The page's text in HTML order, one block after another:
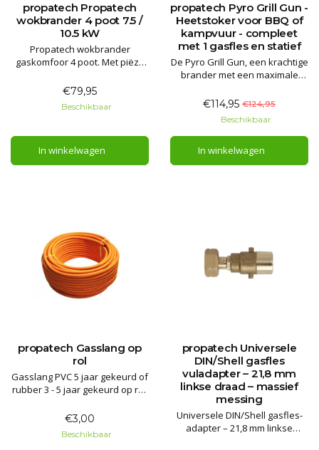
propatech Propatech
wokbrander 4 poot 7.5 /
10.5 kW
Propatech wokbrander
gaskomfoor 4 poot. Met piëzo
thermische beveiliging veilig
binnen te gebruiken.
€79,95
Beschikbaar
In winkelwagen
propatech Pyro Grill Gun -
Heetstoker voor BBQ of
kampvuur - compleet
met 1 gasfles en statief
De Pyro Grill Gun, een krachtige
brander met een maximale
brander die je wilt hebben om
de show te stelen! Steek een
kampvuur of BBQ aan in luttele
minuten. Geschikt voor oa.
sous-vide koken, grillen,
karamelliseren etc!
€114,95 €124,95
Beschikbaar
In winkelwagen
propatech Gasslang op
rol
Gasslang PVC 5 jaar gekeurd of
rubber 3 - 5 jaar gekeurd op rol.
PVC tot 50 meter en rubber tot
50 meter.
€3,00
Beschikbaar
propatech Universele
DIN/Shell gasfles
vuladapter – 21,8 mm
linkse draad – massief
messing
Universele DIN/Shell gasfles-
adapter – 21,8 mm linkse